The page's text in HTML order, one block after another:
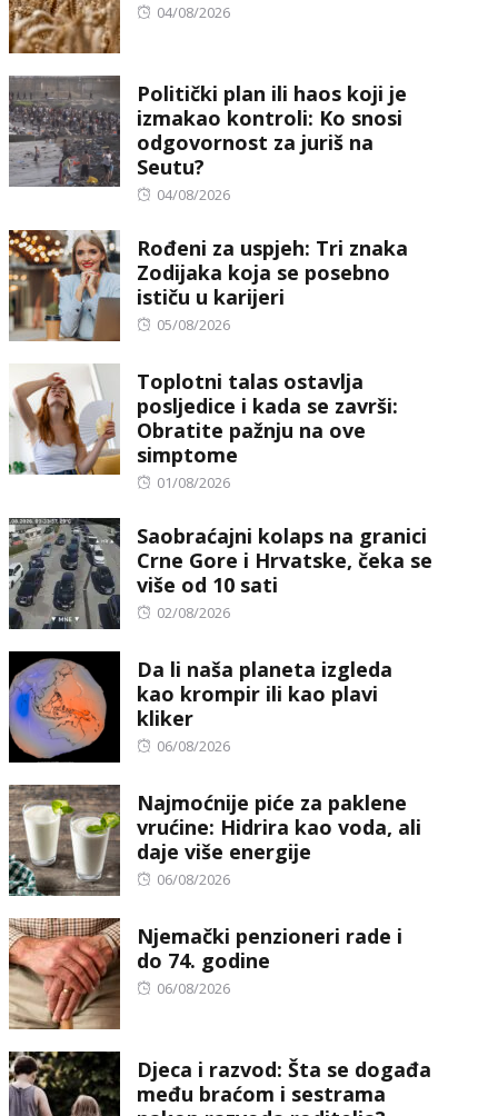
Posted
04/08/2026
Politički plan ili haos koji je
izmakao kontroli: Ko snosi
odgovornost za juriš na
Seutu?
Posted
04/08/2026
Rođeni za uspjeh: Tri znaka
Zodijaka koja se posebno
ističu u karijeri
Posted
05/08/2026
Toplotni talas ostavlja
posljedice i kada se završi:
Obratite pažnju na ove
simptome
Posted
01/08/2026
Saobraćajni kolaps na granici
Crne Gore i Hrvatske, čeka se
više od 10 sati
Posted
02/08/2026
Da li naša planeta izgleda
kao krompir ili kao plavi
kliker
Posted
06/08/2026
Najmoćnije piće za paklene
vrućine: Hidrira kao voda, ali
daje više energije
Posted
06/08/2026
Njemački penzioneri rade i
do 74. godine
Posted
06/08/2026
Djeca i razvod: Šta se događa
među braćom i sestrama